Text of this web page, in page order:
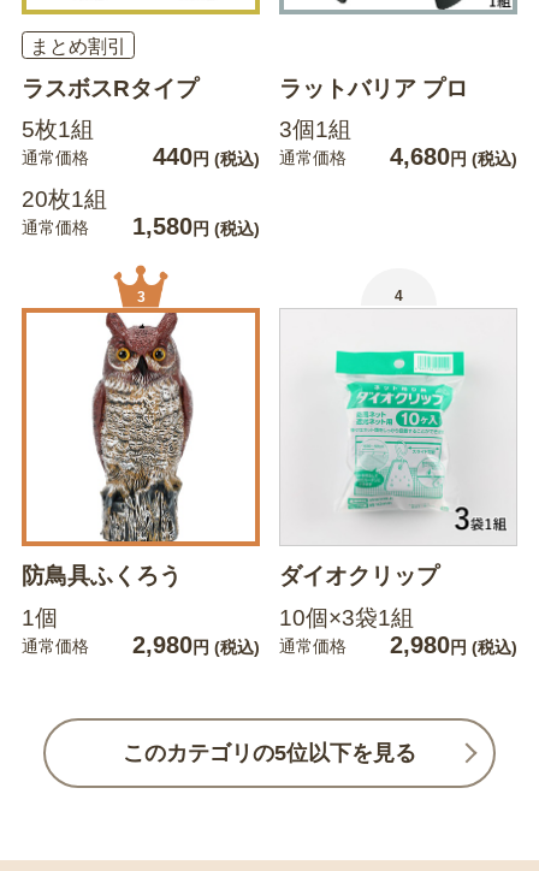
まとめ割引
ラスボスRタイプ
5枚1組
通常価格 440円 (税込)
20枚1組
通常価格 1,580円 (税込)
ラットバリア プロ
3個1組
通常価格 4,680円 (税込)
3
防鳥具ふくろう
1個
通常価格 2,980円 (税込)
4
ダイオクリップ
10個×3袋1組
通常価格 2,980円 (税込)
このカテゴリの5位以下を見る